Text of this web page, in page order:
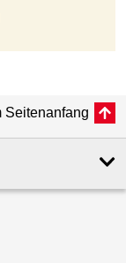
Seitenanfang